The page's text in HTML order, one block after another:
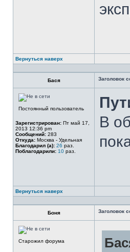
Вернуться наверх
Бася Заголовок
Постоянный пользователь
Зарегистрирован: Пт май 17,
2013 12:36 pm
Сообщений: 283
Откуда: Москва - Удельная
Благодарил (а): 26 раз.
Поблагодарили: 10 раз.
В
Вернуться наверх
Боня Заголовок
Старожил форума